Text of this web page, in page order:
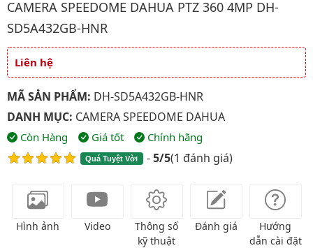
CAMERA SPEEDOME DAHUA PTZ 360 4MP DH-
SD5A432GB-HNR
Giá và khuyến mãi
Liên hệ
MÃ SẢN PHẨM: DH-SD5A432GB-HNR
DANH MỤC: CAMERA SPEEDOME DAHUA
Còn Hàng Giá tốt Chính hãng
Quá Tuyệt Vời -5/5(1 đánh giá)
Hình ảnh Video
Thông số
kỹ thuật
Đánh giá
Hướng
dẫn cài đặt